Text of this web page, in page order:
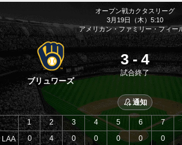
オープン戦カクタスリーグ
3月19日（木）5:10
アメリカン・ファミリー・フィー
ブリュワーズ
3 - 4
試合終了
通知
LAA
1 2 3 4 5 6 7
0
4 0 0 0 0 0